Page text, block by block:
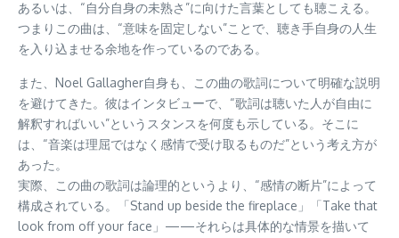
あるいは、“自分自身の未熟さ”に向けた言葉としても聴こえる。
つまりこの曲は、“意味を固定しない”ことで、聴き手自身の人生
を入り込ませる余地を作っているのである。
また、Noel Gallagher自身も、この曲の歌詞について明確な説明
を避けてきた。彼はインタビューで、“歌詞は聴いた人が自由に
解釈すればいい”というスタンスを何度も示している。そこに
は、“音楽は理屈ではなく感情で受け取るものだ”という考え方が
あった。
実際、この曲の歌詞は論理的というより、“感情の断片”によって
構成されている。「Stand up beside the fireplace」「Take that
look from off your face」——それらは具体的な情景を描いて